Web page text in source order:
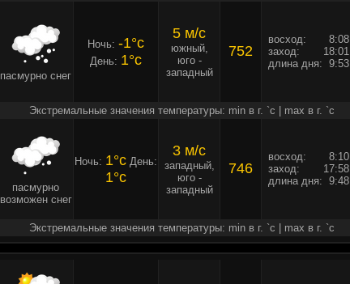
пасмурно снег
Ночь: -1°c
День: 1°c
5 м/c
южный,
юго -
западный
752
восход:
8:08
заход:
18:01
длина дня: 9:53
Экстремальные значения температуры: min в г. `c | max в г. `c
пасмурно
возможен снег
Ночь: 1°c День:
1°c
3 м/c
западный,
юго -
западный
746
восход:
8:10
заход:
17:58
длина дня: 9:48
Экстремальные значения температуры: min в г. `c | max в г. `c